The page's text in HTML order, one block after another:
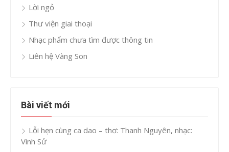
Lời ngỏ
Thư viện giai thoại
Nhạc phẩm chưa tìm được thông tin
Liên hệ Vàng Son
Bài viết mới
Lỗi hẹn cùng ca dao – thơ: Thanh Nguyên, nhạc:
Vinh Sử